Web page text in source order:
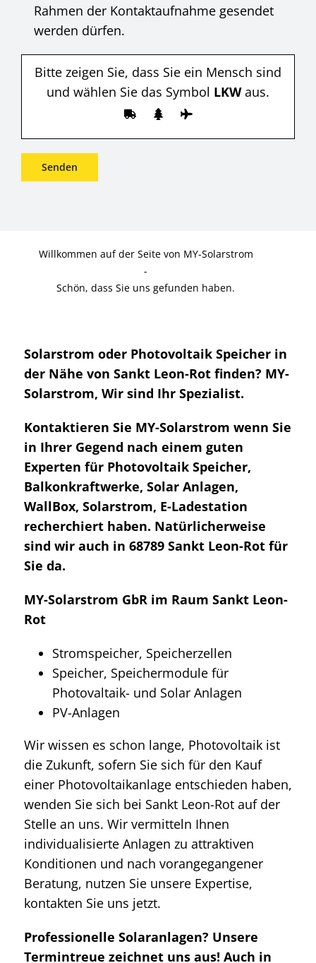
Rahmen der Kontaktaufnahme gesendet
werden dürfen.
Bitte zeigen Sie, dass Sie ein Mensch sind
und wählen Sie das Symbol LKWaus.
Willkommen auf der Seite von MY-Solarstrom
-
Schön, dass Sie uns gefunden haben.
Solarstrom oder Photovoltaik Speicher in
der Nähe von Sankt Leon-Rot finden? MY-
Solarstrom, Wir sind Ihr Spezialist.
Kontaktieren Sie MY-Solarstrom wenn Sie
in Ihrer Gegend nach einem guten
Experten für Photovoltaik Speicher,
Balkonkraftwerke, Solar Anlagen,
WallBox, Solarstrom, E-Ladestation
recherchiert haben. Natürlicherweise
sind wir auch in 68789 Sankt Leon-Rot für
Sie da.
MY-Solarstrom GbR im Raum Sankt Leon-
Rot
Stromspeicher, Speicherzellen
Speicher, Speichermodule für
Photovaltaik- und Solar Anlagen
PV-Anlagen
Wir wissen es schon lange, Photovoltaik ist
die Zukunft, sofern Sie sich für den Kauf
einer Photovoltaikanlage entschieden haben,
wenden Sie sich bei Sankt Leon-Rot auf der
Stelle an uns. Wir vermitteln Ihnen
individualisierte Anlagen zu attraktiven
Konditionen und nach vorangegangener
Beratung, nutzen Sie unsere Expertise,
kontakten Sie uns jetzt.
Professionelle Solaranlagen? Unsere
Termintreue zeichnet uns aus! Auch in